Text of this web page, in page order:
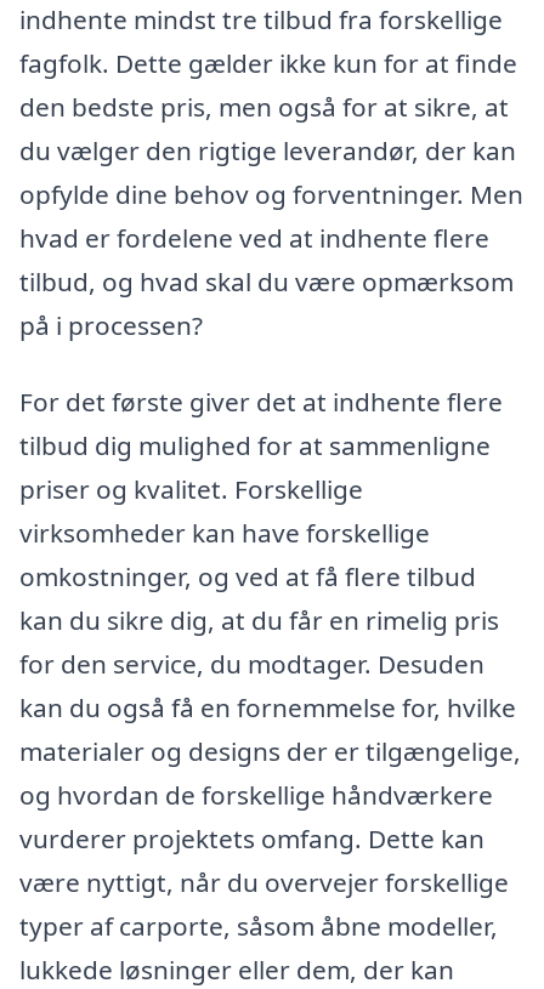
indhente mindst tre tilbud fra forskellige
fagfolk. Dette gælder ikke kun for at finde
den bedste pris, men også for at sikre, at
du vælger den rigtige leverandør, der kan
opfylde dine behov og forventninger. Men
hvad er fordelene ved at indhente flere
tilbud, og hvad skal du være opmærksom
på i processen?
For det første giver det at indhente flere
tilbud dig mulighed for at sammenligne
priser og kvalitet. Forskellige
virksomheder kan have forskellige
omkostninger, og ved at få flere tilbud
kan du sikre dig, at du får en rimelig pris
for den service, du modtager. Desuden
kan du også få en fornemmelse for, hvilke
materialer og designs der er tilgængelige,
og hvordan de forskellige håndværkere
vurderer projektets omfang. Dette kan
være nyttigt, når du overvejer forskellige
typer af carporte, såsom åbne modeller,
lukkede løsninger eller dem, der kan